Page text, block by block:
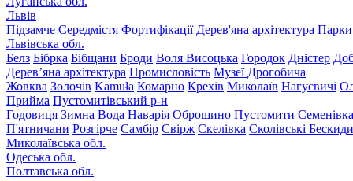
Львів
Підзамче Середмістя Фортифікації Дерев'яна архітектура Парки
Львівська обл.
Белз Бібрка Бібщани Броди Воля Висоцька Городок Дністер
Дерев’яна архітектура Промисловість Музеї Дрогобича
Жовква Золочів Kamuła Комарно Крехів Миколаїв Нагуєвичі
Прийма Пустомитівський р-н
Годовиця Зимна Вода Наварія Оброшино Пустомити Семенівка
П'ятничани Розгірче Самбір Свірж Скелівка Сколівські Бескиди
Миколаївська обл.
Одеська обл.
Полтавська обл.